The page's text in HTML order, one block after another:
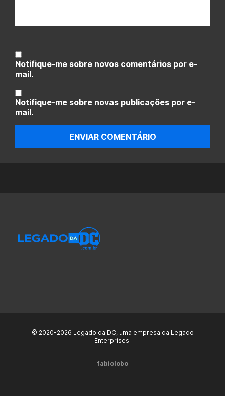
Notifique-me sobre novos comentários por e-
mail.
Notifique-me sobre novas publicações por e-
mail.
ENVIAR COMENTÁRIO
© 2020-2026 Legado da DC, uma empresa da Legado
Enterprises.
fabiolobo